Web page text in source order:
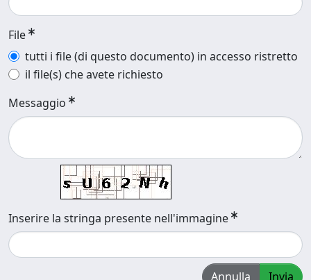
File
tutti i file (di questo documento) in accesso ristretto
il file(s) che avete richiesto
Messaggio
Inserire la stringa presente nell'immagine
Annulla Invia